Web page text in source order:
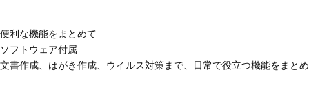
便利な機能をまとめて
ソフトウェア付属
文書作成、はがき作成、ウイルス対策まで、日常で役立つ機能をまと